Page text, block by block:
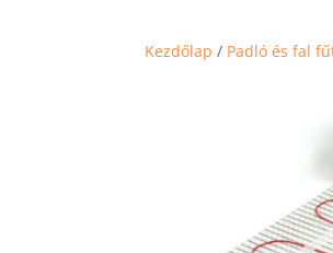
Kezdőlap / Padló és fal